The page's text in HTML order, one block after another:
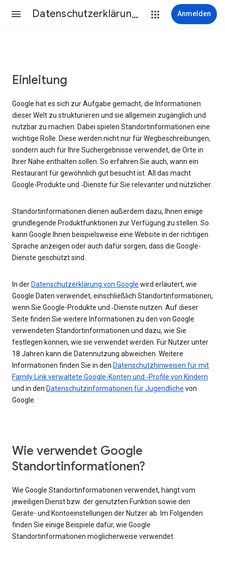
Datenschutzerklärung & Nutzungsbedingungen Anmelden
Einleitung
Google hat es sich zur Aufgabe gemacht, die Informationen
dieser Welt zu strukturieren und sie allgemein zugänglich und
nutzbar zu machen. Dabei spielen Standortinformationen eine
wichtige Rolle. Diese werden nicht nur für Wegbeschreibungen,
sondern auch für Ihre Suchergebnisse verwendet, die Orte in
Ihrer Nähe enthalten sollen. So erfahren Sie auch, wann ein
Restaurant für gewöhnlich gut besucht ist. All das macht
Google-Produkte und ‑Dienste für Sie relevanter und nützlicher.
Standortinformationen dienen außerdem dazu, Ihnen einige
grundlegende Produktfunktionen zur Verfügung zu stellen. So
kann Google Ihnen beispielsweise eine Website in der richtigen
Sprache anzeigen oder auch dafür sorgen, dass die Google-
Dienste geschützt sind.
In der Datenschutzerklärung von Google wird erläutert, wie
Google Daten verwendet, einschließlich Standortinformationen,
wenn Sie Google-Produkte und ‑Dienste nutzen. Auf dieser
Seite finden Sie weitere Informationen zu den von Google
verwendeten Standortinformationen und dazu, wie Sie
festlegen können, wie sie verwendet werden. Für Nutzer unter
18 Jahren kann die Datennutzung abweichen. Weitere
Informationen finden Sie in den Datenschutzhinweisen für mit
Family Link verwaltete Google-Konten und ‑Profile von Kindern
und in den Datenschutzinformationen für Jugendliche von
Google.
Wie verwendet Google
Standortinformationen?
Wie Google Standortinformationen verwendet, hängt vom
jeweiligen Dienst bzw. der genutzten Funktion sowie den
Geräte- und Kontoeinstellungen der Nutzer ab. Im Folgenden
finden Sie einige Beispiele dafür, wie Google
Standortinformationen möglicherweise verwendet.